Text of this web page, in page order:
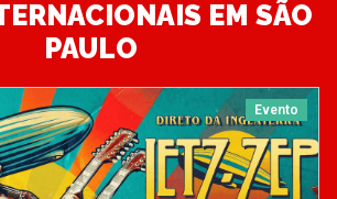
EM SÃO
PAULO
Evento